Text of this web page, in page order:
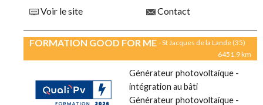
Voir le site Contact
FORMATION GOOD FOR ME - St Jacques de la Lande (35)
6451.9 km
Générateur photovoltaïque -
intégration au bâti
Générateur photovoltaïque -